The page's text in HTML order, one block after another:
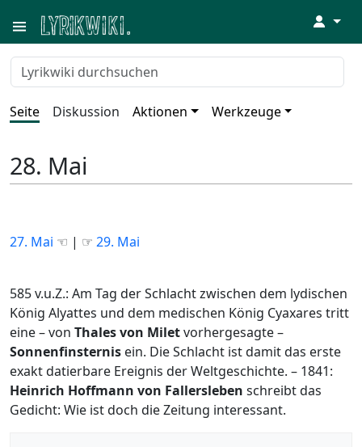
↓
Seite Diskussion Aktionen Werkzeuge
28. Mai
27. Mai ☜ | ☞ 29. Mai
585 v.u.Z.: Am Tag der Schlacht zwischen dem lydischen
König Alyattes und dem medischen König Cyaxares tritt
eine – von Thales von Miletvorhergesagte –
Sonnenfinsternis ein. Die Schlacht ist damit das erste
exakt datierbare Ereignis der Weltgeschichte. – 1841:
Heinrich Hoffmann von Fallersleben schreibt das
Gedicht: Wie ist doch die Zeitung interessant.